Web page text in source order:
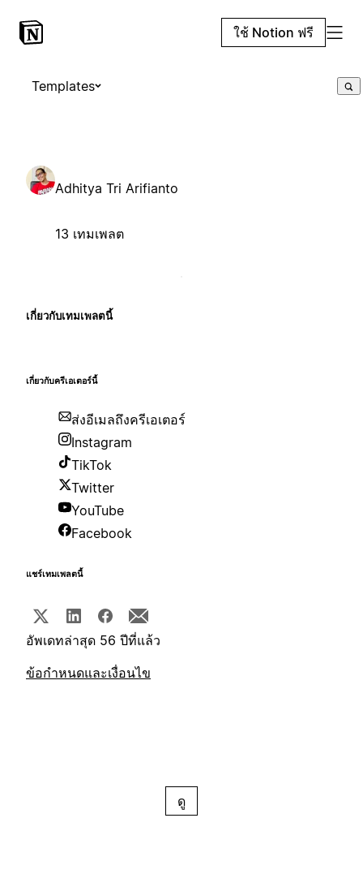
ใช้ Notion ฟรี
Templates
Adhitya Tri Arifianto
13 เทมเพลต
เกี่ยวกับเทมเพลตนี้
เกี่ยวกับครีเอเตอร์นี้
ส่งอีเมลถึงครีเอเตอร์
Instagram
TikTok
Twitter
YouTube
Facebook
แชร์เทมเพลตนี้
อัพเดทล่าสุด 56 ปีที่แล้ว
ข้อกำหนดและเงื่อนไข
ดู